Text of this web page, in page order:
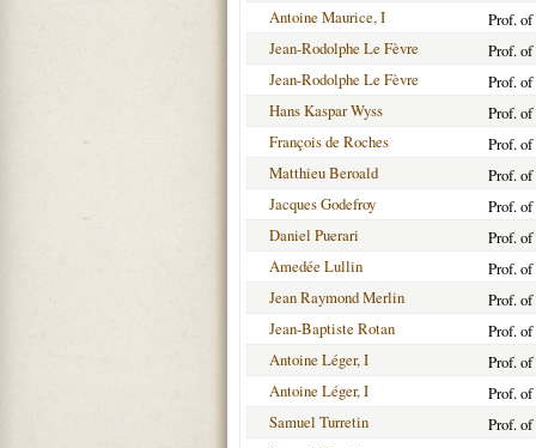
Antoine Maurice, I
Prof.
Jean-Rodolphe Le Fèvre
Prof.
Jean-Rodolphe Le Fèvre
Prof. of
Hans Kaspar Wyss
Prof.
François de Roches
Prof.
Matthieu Beroald
Prof.
Jacques Godefroy
Prof.
Daniel Puerari
Prof.
Amedée Lullin
Prof.
Jean Raymond Merlin
Prof. of
Jean-Baptiste Rotan
Prof.
Antoine Léger, I
Prof.
Antoine Léger, I
Prof.
Samuel Turretin
Prof. of